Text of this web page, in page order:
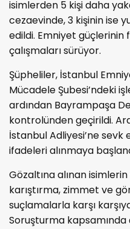
isimlerden 5 kişi daha
cezaevinde, 3 kişinin ise
edildi. Emniyet güçlerinin
çalışmaları sürüyor.
Şüpheliler, İstanbul
Mücadele Şubesi’ndeki
ardından Bayrampaşa
kontrolünden geçirildi.
İstanbul Adliyesi’ne sevk
ifadeleri alınmaya
Gözaltına alınan
karıştırma, zimmet ve
suçlamalarla karşı
Soruşturma